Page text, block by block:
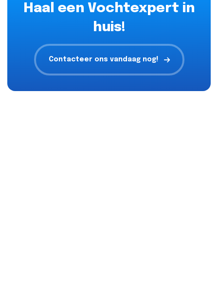
Haal een Vochtexpert in
huis!
Contacteer ons vandaag nog!